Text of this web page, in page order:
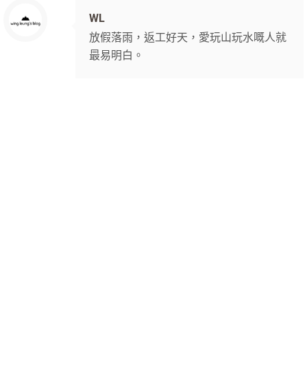
WL
放假落雨，返工好天，愛玩山玩水嘅人就
最易明白。